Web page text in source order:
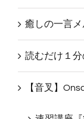
癒しの一言
読むだけ１分
【音叉】